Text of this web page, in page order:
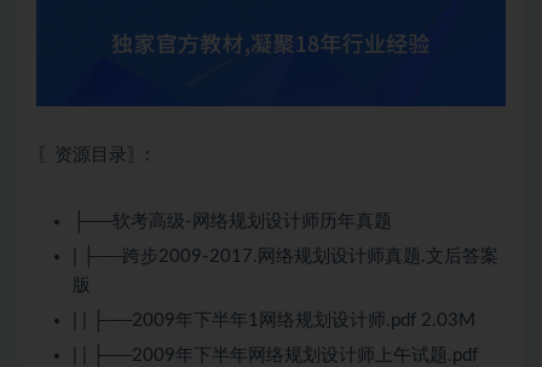
〖资源目录〗:
├──软考高级-网络规划设计师历年真题
| ├──跨步2009-2017.网络规划设计师真题.文后答案
版
| | ├──2009年下半年1网络规划设计师.pdf 2.03M
| | ├──2009年下半年网络规划设计师上午试题.pdf